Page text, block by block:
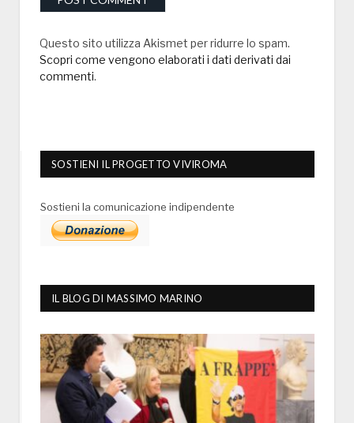
Questo sito utilizza Akismet per ridurre lo spam.
Scopri come vengono elaborati i dati derivati dai
commenti.
SOSTIENI IL PROGETTO VIVIROMA
Sostieni la comunicazione indipendente
IL BLOG DI MASSIMO MARINO